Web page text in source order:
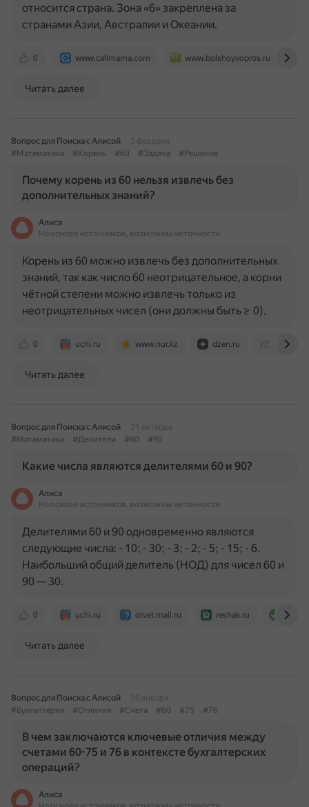
0 www.callmama.com www.bolshoyvopros.ru
относится страна. Зона «6» закреплена за
странами Азии, Австралии и Океании.
Читать далее
Вопрос для Поиска с Алисой
3 февраля
#Математика
#Корень #60 #Задача #Решение
Почему корень из 60 нельзя извлечь без
дополнительных знаний?
Алиса
На основе источников, возможны неточности
0 uchi.ru www.nur.kz dzen.ru
Корень из 60 можно извлечь без дополнительных
знаний, так как число 60 неотрицательное, а корни
чётной степени можно извлечь только из
неотрицательных чисел (они должны быть ≥ 0).
Читать далее
Вопрос для Поиска с Алисой
21 октября
#Математика
#Делители #60 #90
Какие числа являются делителями 60 и 90?
Алиса
На основе источников, возможны неточности
0 uchi.ru otvet.mail.ru reshak.ru
Делителями 60 и 90 одновременно являются
следующие числа: - 10; - 30; - 3; - 2; - 5; - 15; - 6.
Наибольший общий делитель (НОД) для чисел 60 и
90 — 30.
Читать далее
Вопрос для Поиска с Алисой
10 января
#Бухгалтерия
#Отличия #Счета #60 #75 #76
В чем заключаются ключевые отличия между
счетами 60-75 и 76 в контексте бухгалтерских
операций?
Алиса